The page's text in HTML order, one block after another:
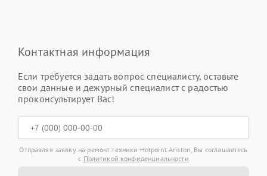
Контактная информация
Если требуется задать вопрос специалисту, оставьте
свои данные и дежурный специалист с радостью
проконсультирует Вас!
Отправляя заявку на ремонт техники Hotpoint Ariston, Вы соглашаетесь
с Политикой конфиденциальности